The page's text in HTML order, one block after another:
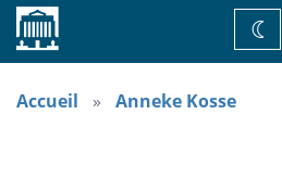
Accueil
de
Accueil Anneke Kosse